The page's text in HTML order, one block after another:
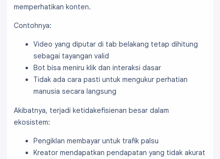
memperhatikan konten.
Contohnya:
Video yang diputar di tab belakang tetap dihitung
sebagai tayangan valid
Bot bisa meniru klik dan interaksi dasar
Tidak ada cara pasti untuk mengukur perhatian
manusia secara langsung
Akibatnya, terjadi ketidakefisienan besar dalam
ekosistem:
Pengiklan membayar untuk trafik palsu
Kreator mendapatkan pendapatan yang tidak akurat